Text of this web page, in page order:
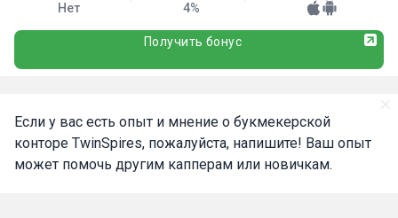
Получить бонус
Нет
4%
Если у вас есть опыт и мнение о букмекерской
конторе TwinSpires, пожалуйста, напишите! Ваш опыт
может помочь другим капперам или новичкам.